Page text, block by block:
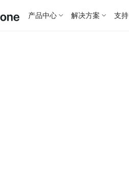
产品中心 解决方案 支持